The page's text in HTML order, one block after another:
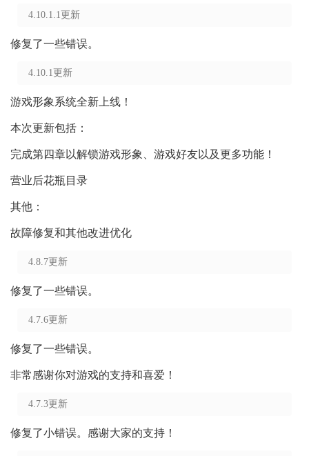
4.10.1.1更新
修复了一些错误。
4.10.1更新
游戏形象系统全新上线！
本次更新包括：
完成第四章以解锁游戏形象、游戏好友以及更多功能！
营业后花瓶目录
其他：
故障修复和其他改进优化
4.8.7更新
修复了一些错误。
4.7.6更新
修复了一些错误。
非常感谢你对游戏的支持和喜爱！
4.7.3更新
修复了小错误。感谢大家的支持！